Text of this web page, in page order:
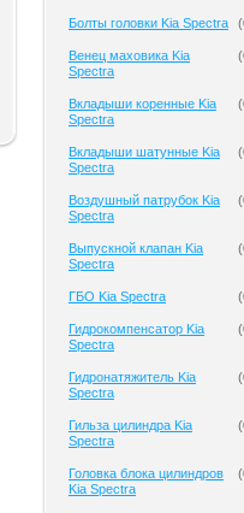
Болты головки Kia Spectra (
Венец маховика Kia
Spectra
(
Вкладыши коренные Kia
Spectra
(
Вкладыши шатунные Kia
Spectra
(
Воздушный патрубок Kia
Spectra
(
Выпускной клапан Kia
Spectra
(
ГБО Kia Spectra (
Гидрокомпенсатор Kia
Spectra
(
Гидронатяжитель Kia
Spectra
(
Гильза цилиндра Kia
Spectra
(
Головка блока цилиндров
Kia Spectra
(